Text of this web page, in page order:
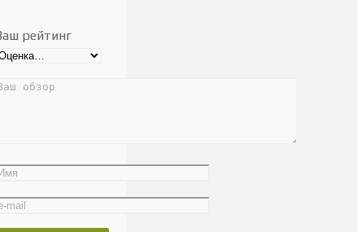
рейтинг